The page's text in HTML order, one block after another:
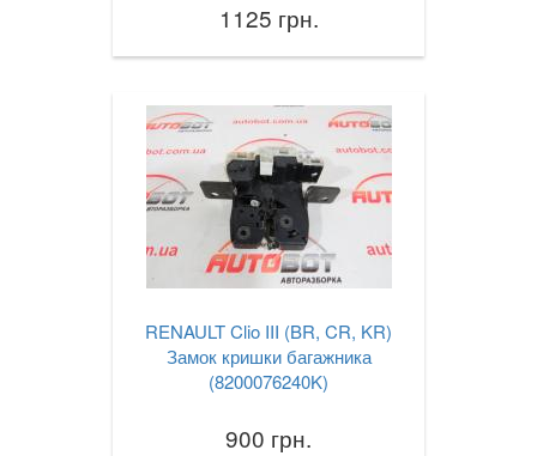
1125 грн.
RENAULT Clio III (BR, CR, KR)
Замок кришки багажника
(8200076240K)
900 грн.